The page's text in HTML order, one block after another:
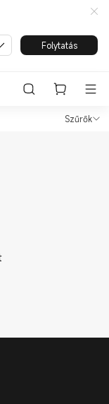
Folytatás
in Szűrők